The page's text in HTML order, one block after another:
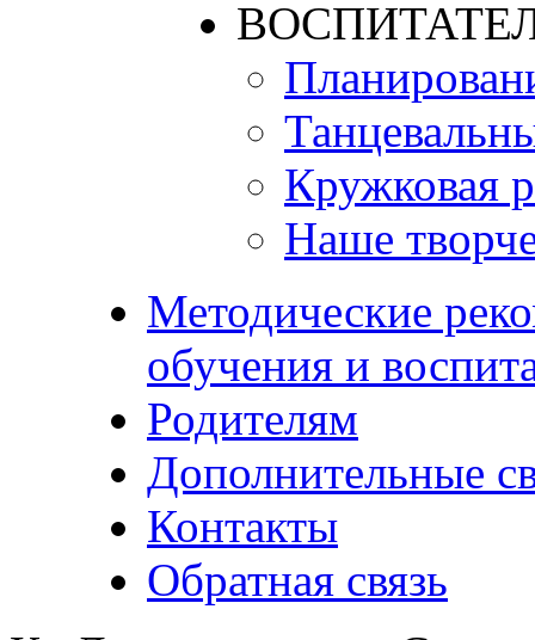
Кружковая
Наше
Методические
обучения и
Родителям
Дополнительные
Контакты
Обратная связь